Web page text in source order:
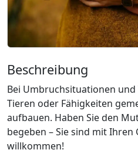
Beschreibung
Bei Umbruchsituationen
Tieren oder Fähigkeiten
aufbauen. Haben Sie den
begeben – Sie sind mit Ihren
willkommen!